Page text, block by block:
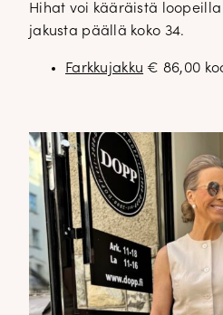
Hihat voi kääräistä
jakusta päällä koko 34.
Farkkujakku € 86,00